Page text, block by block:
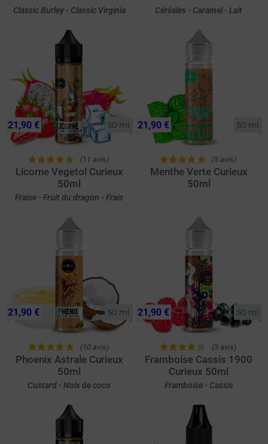
Classic Burley - Classic Virginia Céréales - Caramel - Lait
50 ml
(11 avis)
Licorne Vegetol Curieux
50ml
Fraise - Fruit du dragon - Frais
21,90 € 50 ml
(5 avis)
Menthe Verte Curieux
50ml
21,90 €
50 ml
(10 avis)
Phoenix Astrale Curieux
50ml
Custard - Noix de coco
21,90 € 50 ml
(3 avis)
Framboise Cassis 1900
Curieux 50ml
Framboise - Cassis
21,90 €